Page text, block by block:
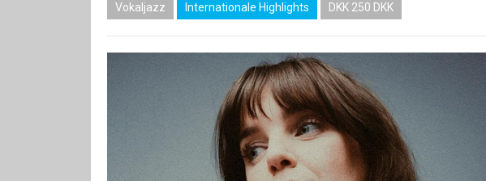
Vokaljazz Internationale Highlights DKK 250 DKK